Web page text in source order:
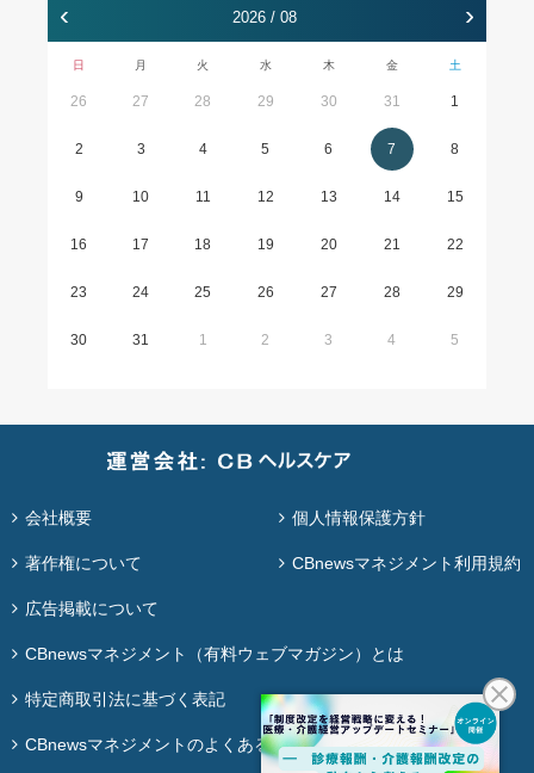
‹ 2026 / 08 ›
日 月 火 水 木 金 土
26 27 28 29 30 31 1
2 3 4 5 6 7 8
9 10 11 12 13 14 15
16 17 18 19 20 21 22
23 24 25 26 27 28 29
30 31 1 2 3 4 5
会社概要 個人情報保護方針
著作権について CBnewsマネジメント利用規約
広告掲載について
CBnewsマネジメント（有料ウェブマガジン）とは
特定商取引法に基づく表記
CBnewsマネジメントのよくある質問